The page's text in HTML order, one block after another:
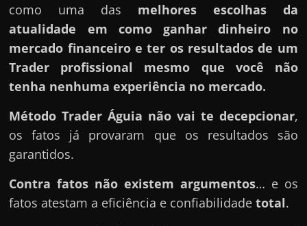
como uma das melhores escolhas da
atualidade em como ganhar dinheiro no
mercado financeiro e ter os resultados de um
Trader profissional mesmo que você não
tenha nenhuma experiência no mercado.
Método Trader Águia não vai te decepcionar,
os fatos já provaram que os resultados são
garantidos.
Contra fatos não existem argumentos… e os
fatos atestam a eficiência e confiabilidadetotal.